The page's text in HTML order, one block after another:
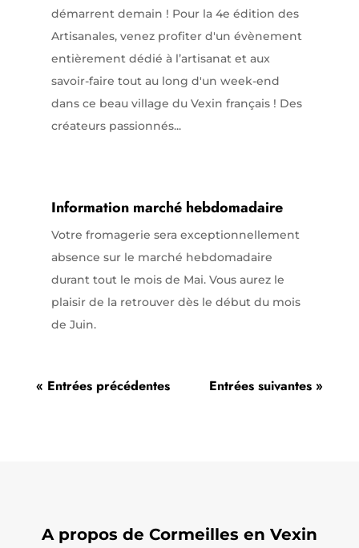
démarrent demain ! Pour la 4e édition des
Artisanales, venez profiter d'un évènement
entièrement dédié à l’artisanat et aux
savoir-faire tout au long d'un week-end
dans ce beau village du Vexin français ! Des
créateurs passionnés...
Information marché hebdomadaire
Votre fromagerie sera exceptionnellement
absence sur le marché hebdomadaire
durant tout le mois de Mai. Vous aurez le
plaisir de la retrouver dès le début du mois
de Juin.
« Entrées précédentes Entrées suivantes »
A propos de Cormeilles en Vexin